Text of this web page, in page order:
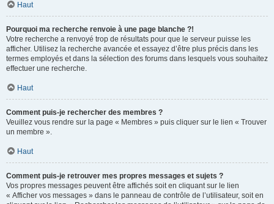
Haut
Pourquoi ma recherche renvoie à une page blanche ?!
Votre recherche a renvoyé trop de résultats pour que le serveur puisse les
afficher. Utilisez la recherche avancée et essayez d’être plus précis dans les
termes employés et dans la sélection des forums dans lesquels vous souhaitez
effectuer une recherche.
Haut
Comment puis-je rechercher des membres ?
Veuillez vous rendre sur la page « Membres » puis cliquer sur le lien « Trouver
un membre ».
Haut
Comment puis-je retrouver mes propres messages et sujets ?
Vos propres messages peuvent être affichés soit en cliquant sur le lien
« Afficher vos messages » dans le panneau de contrôle de l’utilisateur, soit en